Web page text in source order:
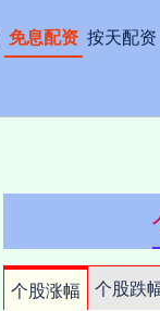
免息配资 按天配资
个股涨幅 个股跌